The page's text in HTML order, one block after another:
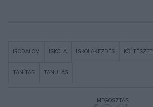
IRODALOM ISKOLA ISKOLAKEZDÉS KÖLTÉSZET
TANÍTÁS TANULÁS
MEGOSZTÁS